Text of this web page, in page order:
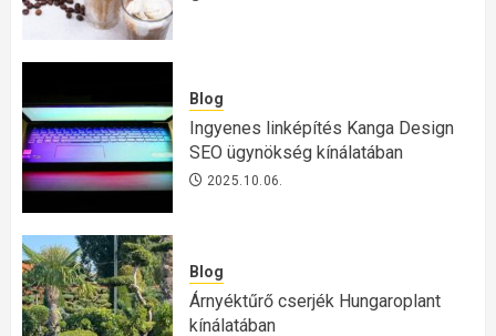
Blog
Ingyenes linképítés Kanga Design
SEO ügynökség kínálatában
2025.10.06.
Blog
Árnyéktűrő cserjék Hungaroplant
kínálatában